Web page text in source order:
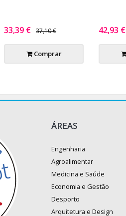
33,39 € 37,10 €
Comprar
42,93 €
ÁREAS
Engenharia
Agroalimentar
Medicina e Saúde
Economia e Gestão
Desporto
Arquitetura e Design